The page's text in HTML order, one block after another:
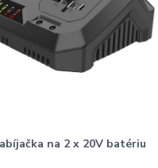
na 2 x 20V batériu